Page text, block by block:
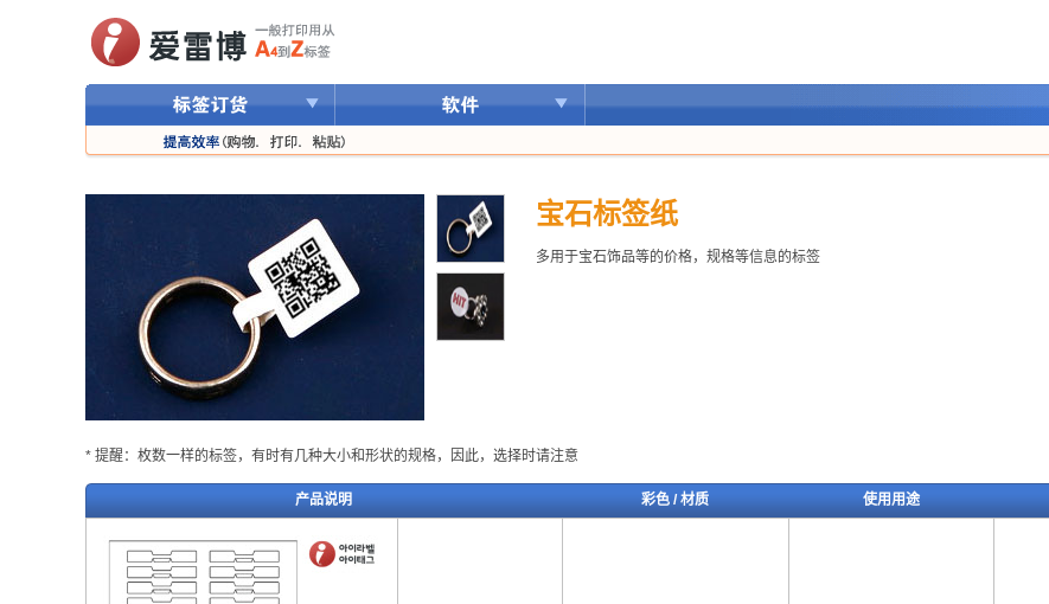
宝石标签纸
多用于宝石饰品等的价格，规格等信息的标签
* 提醒：枚数一样的标签，有时有几种大小和形状的规格，因此，选择时请注意
产品说明 彩色 / 材质 使用用途